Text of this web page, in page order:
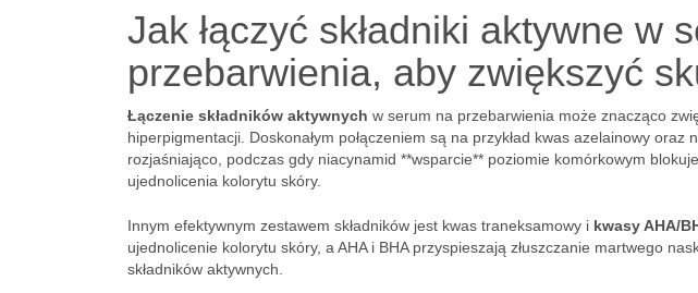
Jak łączyć składniki aktywne w
przebarwienia, aby zwiększyć
Łączenie składników aktywnych w serum na przebarwienia może znacząco
hiperpigmentacji. Doskonałym połączeniem są na przykład kwas azelainowy oraz
rozjaśniająco, podczas gdy niacynamid **wsparcie** poziomie komórkowym
ujednolicenia kolorytu skóry.
Innym efektywnym zestawem składników jest kwas traneksamowy i kwasy AHA/
ujednolicenie kolorytu skóry, a AHA i BHA przyspieszają złuszczanie martwego
składników aktywnych.